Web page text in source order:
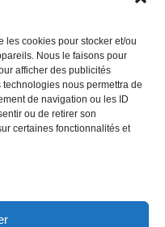
les cookies pour stocker et/ou
Nous le faisons pour
afficher des publicités
nous permettra de
de navigation ou les ID
ou de retirer son
certaines fonctionnalités et
des entreprises